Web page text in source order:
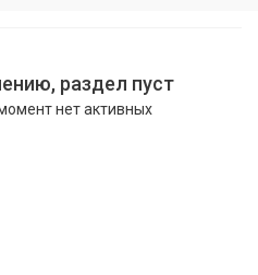
раздел пуст
нет активных